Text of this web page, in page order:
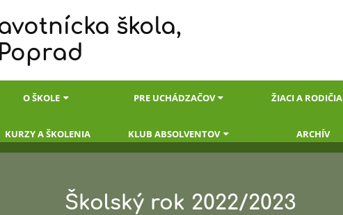
škola,
O ŠKOLE PRE UCHÁDZAČOV ŽIACI A RODIČIA
KURZY A ŠKOLENIA KLUB ABSOLVENTOV ARCHÍV
Školský rok 2022/2023